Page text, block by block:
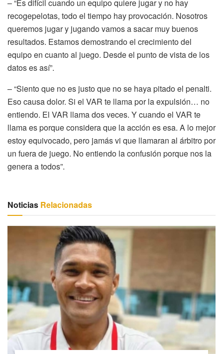
– “Es difícil cuando un equipo quiere jugar y no hay
recogepelotas, todo el tiempo hay provocación. Nosotros
queremos jugar y jugando vamos a sacar muy buenos
resultados. Estamos demostrando el crecimiento del
equipo en cuanto al juego. Desde el punto de vista de los
datos es así”.
– “Siento que no es justo que no se haya pitado el penalti.
Eso causa dolor. Si el VAR te llama por la expulsión… no
entiendo. El VAR llama dos veces. Y cuando el VAR te
llama es porque considera que la acción es esa. A lo mejor
estoy equivocado, pero jamás vi que llamaran al árbitro por
un fuera de juego. No entiendo la confusión porque nos la
genera a todos”.
Noticias Relacionadas